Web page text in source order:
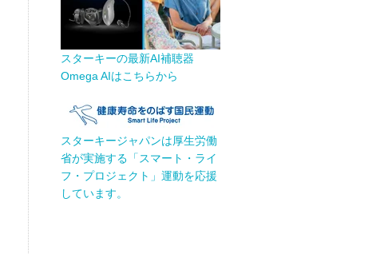
スターキーの最新AI補聴器
Omega AIはこちらから
スターキージャパンは厚生労働
省が実施する「スマート・ライ
フ・プロジェクト」運動を応援
しています。